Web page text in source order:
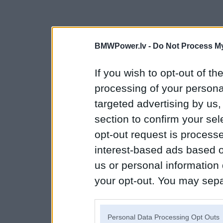
BMWPower.lv - Do Not Process
If you wish to opt-out of
processing of your
targeted advertising by
section to confirm your
opt-out request is
interest-based ads based
us or personal
your opt-out. You may
Personal Data Processing Opt Outs